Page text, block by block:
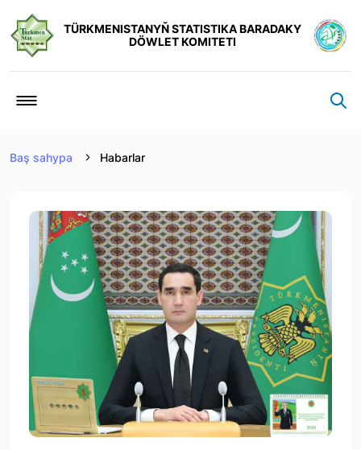
TÜRKMENISTANYŇ STATISTIKA BARADAKY
DÖWLET KOMITETI
Baş sahypa Habarlar